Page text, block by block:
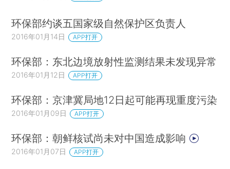
环保部约谈五国家级自然保护区负责人
2016年01月14日 APP打开
环保部：东北边境放射性监测结果未发现异常
2016年01月12日 APP打开
环保部：京津冀局地12日起可能再现重度污染
2016年01月09日 APP打开
环保部：朝鲜核试尚未对中国造成影响
2016年01月07日 APP打开